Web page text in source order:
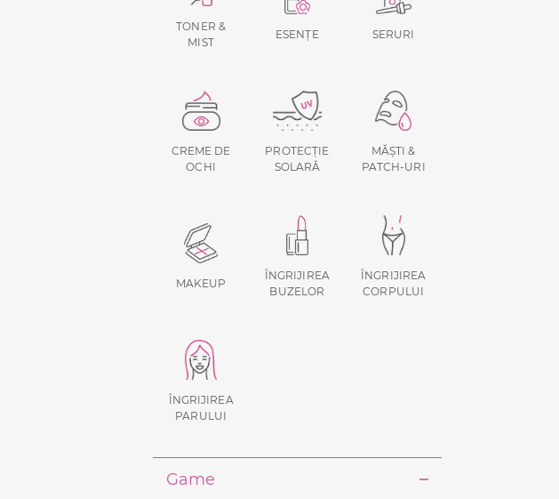
TONER &
MIST
ESENȚE SERURI
CREME DE
OCHI
PROTECȚIE
SOLARĂ
MĂȘTI &
PATCH-URI
MAKEUP
ÎNGRIJIREA
BUZELOR
ÎNGRIJIREA
CORPULUI
ÎNGRIJIREA
PARULUI
Game